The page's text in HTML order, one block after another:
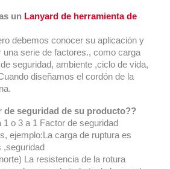
un Lanyard de herramienta de
debemos conocer su aplicación y
una serie de factores., como carga
seguridad, ambiente ,ciclo de vida,
diseñamos el cordón de la
de seguridad de su producto??
o 3 a 1 Factor de seguridad
ejemplo:La carga de ruptura es
,seguridad
La resistencia de la rotura